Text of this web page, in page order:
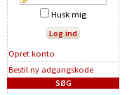
Husk mig
Opret konto
Bestil ny adgangskode
SØG